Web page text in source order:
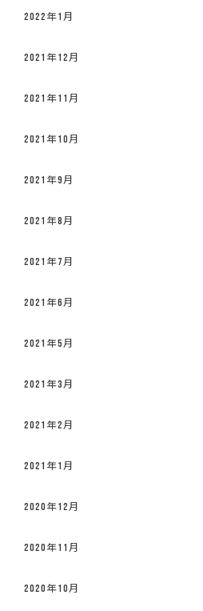
2022年1月
2021年12月
2021年11月
2021年10月
2021年9月
2021年8月
2021年7月
2021年6月
2021年5月
2021年3月
2021年2月
2021年1月
2020年12月
2020年11月
2020年10月